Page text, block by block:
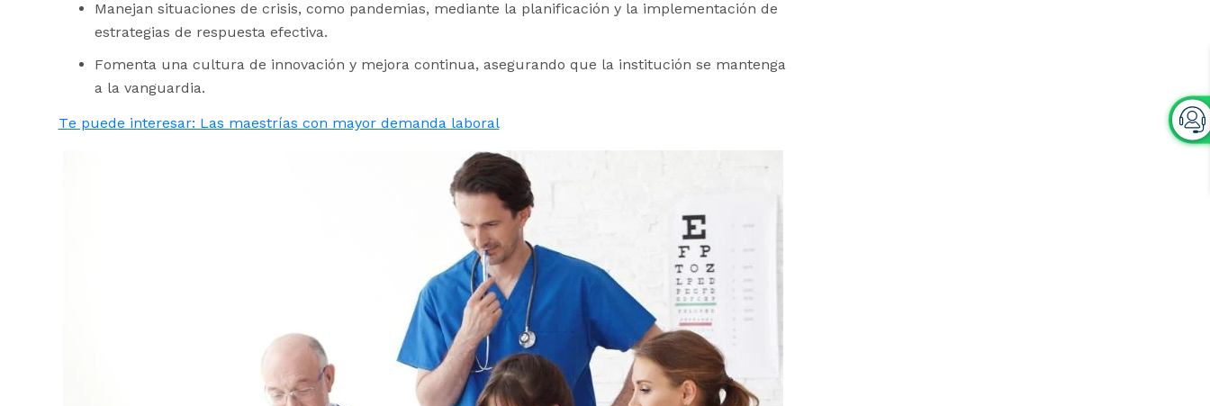
Manejan situaciones de crisis, como pandemias, mediante la planificación y la implementación de
estrategias de respuesta efectiva.
Fomenta una cultura de innovación y mejora continua, asegurando que la institución se mantenga
a la vanguardia.
Te puede interesar: Las maestrías con mayor demanda laboral